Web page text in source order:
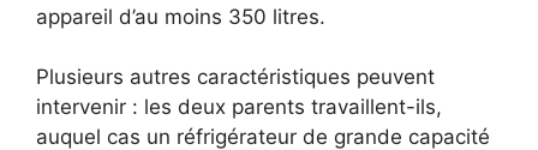
appareil d’au moins 350 litres.
Plusieurs autres caractéristiques peuvent
intervenir : les deux parents travaillent-ils,
auquel cas un réfrigérateur de grande capacité